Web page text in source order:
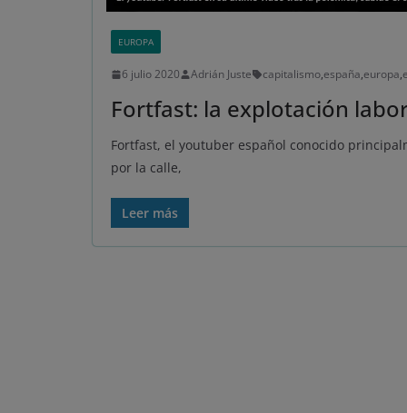
EUROPA
6 julio 2020 Adrián Juste capitalismo,españa,europa,
Fortfast: la explotación
Fortfast, el youtuber español conocido
por la calle,
Leer más